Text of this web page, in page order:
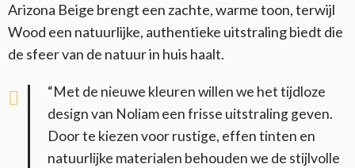
Arizona Beige brengt een zachte, warme toon, terwijl
Wood een natuurlijke, authentieke uitstraling biedt die
de sfeer van de natuur in huis haalt.
“Met de nieuwe kleuren willen we het tijdloze
design van Noliam een frisse uitstraling geven.
Door te kiezen voor rustige, effen tinten en
natuurlijke materialen behouden we de stijlvolle